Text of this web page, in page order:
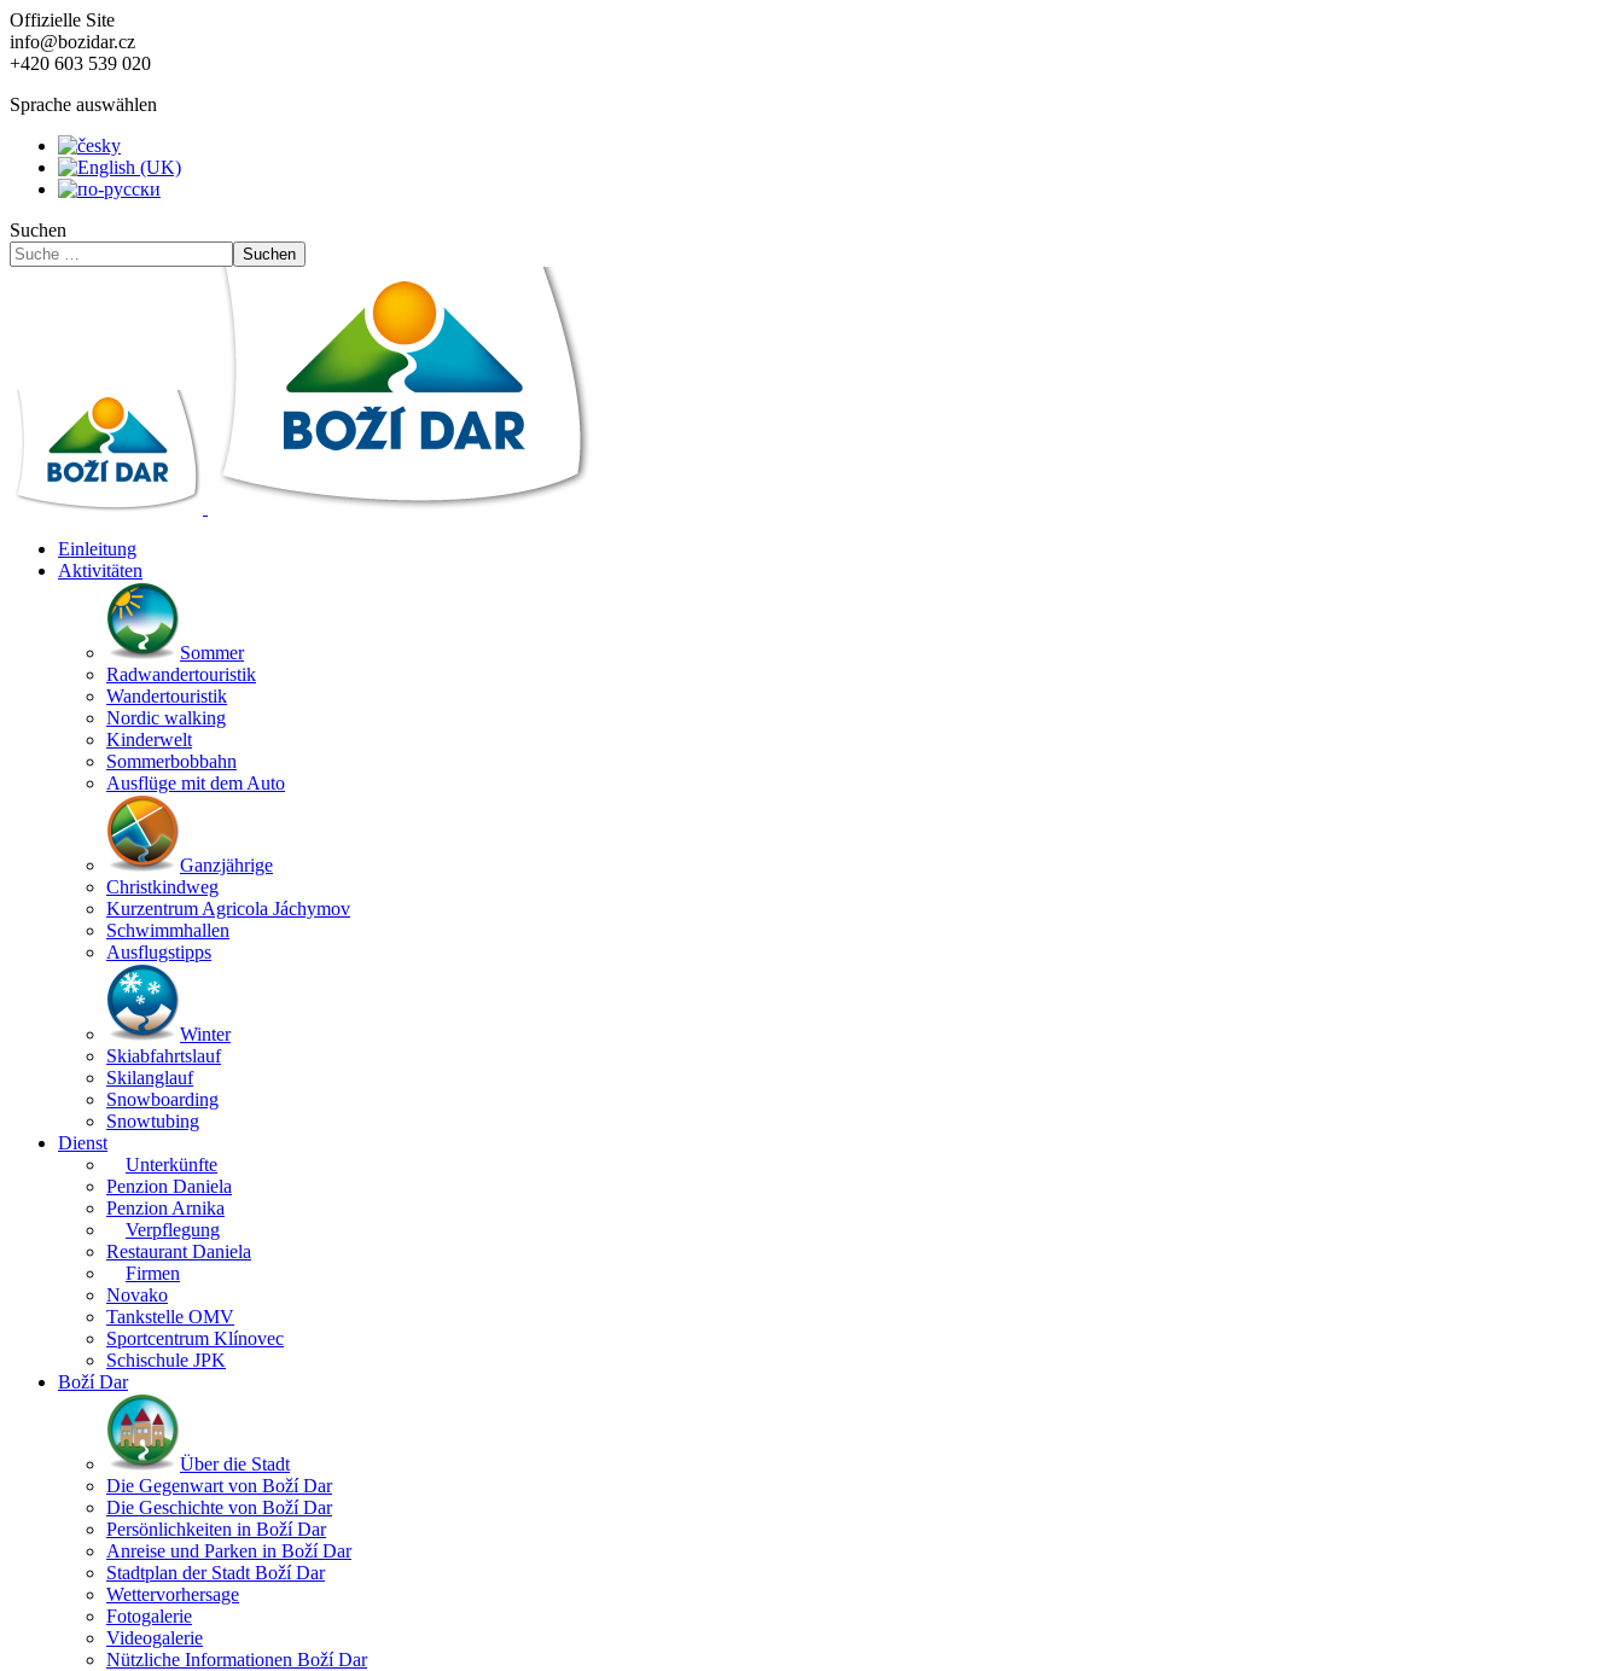
Offizielle Site
info@bozidar.cz
+420 603 539 020
Sprache auswählen
Suchen
Suchen
Einleitung
Aktivitäten
Sommer
Radwandertouristik
Wandertouristik
Nordic walking
Kinderwelt
Sommerbobbahn
Ausflüge mit dem Auto
Ganzjährige
Christkindweg
Kurzentrum Agricola Jáchymov
Schwimmhallen
Ausflugstipps
Winter
Skiabfahrtslauf
Skilanglauf
Snowboarding
Snowtubing
Dienst
Unterkünfte
Penzion Daniela
Penzion Arnika
Verpflegung
Restaurant Daniela
Firmen
Novako
Tankstelle OMV
Sportcentrum Klínovec
Schischule JPK
Boží Dar
Über die Stadt
Die Gegenwart von Boží Dar
Die Geschichte von Boží Dar
Persönlichkeiten in Boží Dar
Anreise und Parken in Boží Dar
Stadtplan der Stadt Boží Dar
Wettervorhersage
Fotogalerie
Videogalerie
Nützliche Informationen Boží Dar